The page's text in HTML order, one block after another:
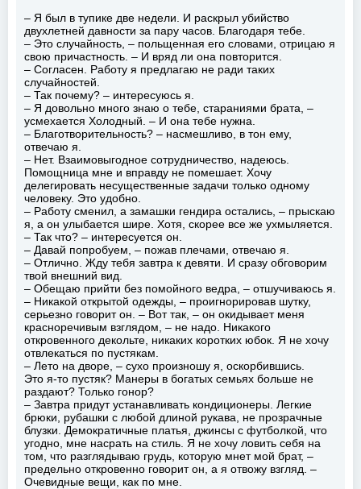
– Я был в тупике две недели. И раскрыл убийство
двухлетней давности за пару часов. Благодаря тебе.
– Это случайность, – польщенная его словами, отрицаю я
свою причастность. – И вряд ли она повторится.
– Согласен. Работу я предлагаю не ради таких
случайностей.
– Так почему? – интересуюсь я.
– Я довольно много знаю о тебе, стараниями брата, –
усмехается Холодный. – И она тебе нужна.
– Благотворительность? – насмешливо, в тон ему,
отвечаю я.
– Нет. Взаимовыгодное сотрудничество, надеюсь.
Помощница мне и вправду не помешает. Хочу
делегировать несущественные задачи только одному
человеку. Это удобно.
– Работу сменил, а замашки гендира остались, – прыскаю
я, а он улыбается шире. Хотя, скорее все же ухмыляется.
– Так что? – интересуется он.
– Давай попробуем, – пожав плечами, отвечаю я.
– Отлично. Жду тебя завтра к девяти. И сразу обговорим
твой внешний вид.
– Обещаю прийти без помойного ведра, – отшучиваюсь я.
– Никакой открытой одежды, – проигнорировав шутку,
серьезно говорит он. – Вот так, – он окидывает меня
красноречивым взглядом, – не надо. Никакого
откровенного декольте, никаких коротких юбок. Я не хочу
отвлекаться по пустякам.
– Лето на дворе, – сухо произношу я, оскорбившись.
Это я-то пустяк? Манеры в богатых семьях больше не
раздают? Только гонор?
– Завтра придут устанавливать кондиционеры. Легкие
брюки, рубашки с любой длиной рукава, не прозрачные
блузки. Демократичные платья, джинсы с футболкой, что
угодно, мне насрать на стиль. Я не хочу ловить себя на
том, что разглядываю грудь, которую мнет мой брат, –
предельно откровенно говорит он, а я отвожу взгляд. –
Очевидные вещи, как по мне.